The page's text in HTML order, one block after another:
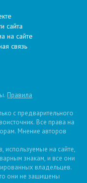
сайта
на сайте
связь
Правила
с предварительного
Все права на
Мнение авторов
используемые на сайте,
знакам, и все они
владельцев.
они не защищены